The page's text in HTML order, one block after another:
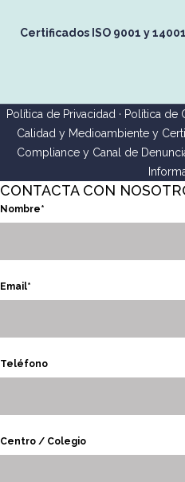
Certificados ISO 9001 y 14001
Política de Privacidad · Política de
Calidad y Medioambiente y
Compliance y Canal de
CONTACTA CON
Nombre*
Email*
Teléfono
Centro / Colegio